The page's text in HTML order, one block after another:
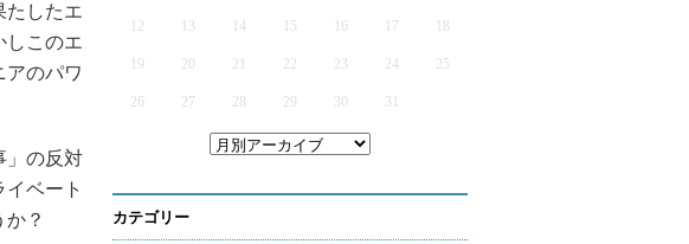
たしたエ
しこのエ
アのパワ
」の反対
ベート
？
12 13 14 15 16 17
19 20 21 22 23 24 25
26 27 28 29 30 31
カテゴリー